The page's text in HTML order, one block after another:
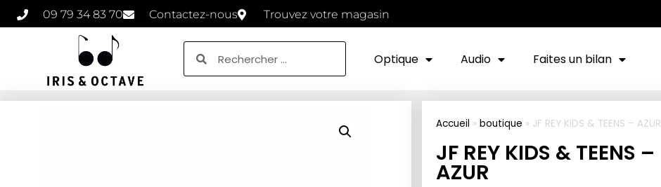
09 79 34 83 70 Contactez-nous Trouvez votre magasin
Optique Audio Faites un bilan
Accueil » boutique » JF REY KIDS & TEENS – AZUR
JF REY KIDS & TEENS –
AZUR